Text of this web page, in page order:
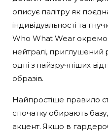
описує палітру як
індивідуальності та
Who What Wear окремо
нейтралі,
одні з найзручніших
образів.
Найпростіше правило
спочатку обирають
акцент. Якщо в